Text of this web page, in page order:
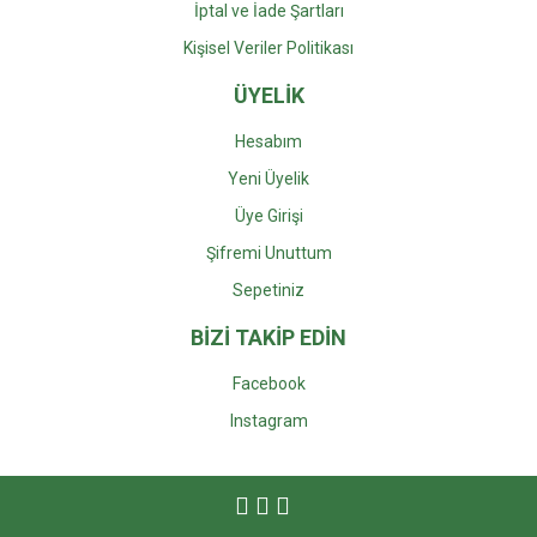
İptal ve İade Şartları
Kişisel Veriler Politikası
ÜYELİK
Hesabım
Yeni Üyelik
Üye Girişi
Şifremi Unuttum
Sepetiniz
BİZİ TAKİP EDİN
Facebook
Instagram